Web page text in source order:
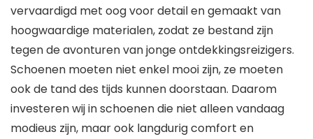
vervaardigd met oog voor detail en gemaakt van
hoogwaardige materialen, zodat ze bestand zijn
tegen de avonturen van jonge ontdekkingsreizigers.
Schoenen moeten niet enkel mooi zijn, ze moeten
ook de tand des tijds kunnen doorstaan. Daarom
investeren wij in schoenen die niet alleen vandaag
modieus zijn, maar ook langdurig comfort en